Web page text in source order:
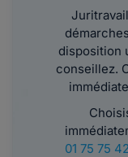
disposition
conseillez.
01 75 75